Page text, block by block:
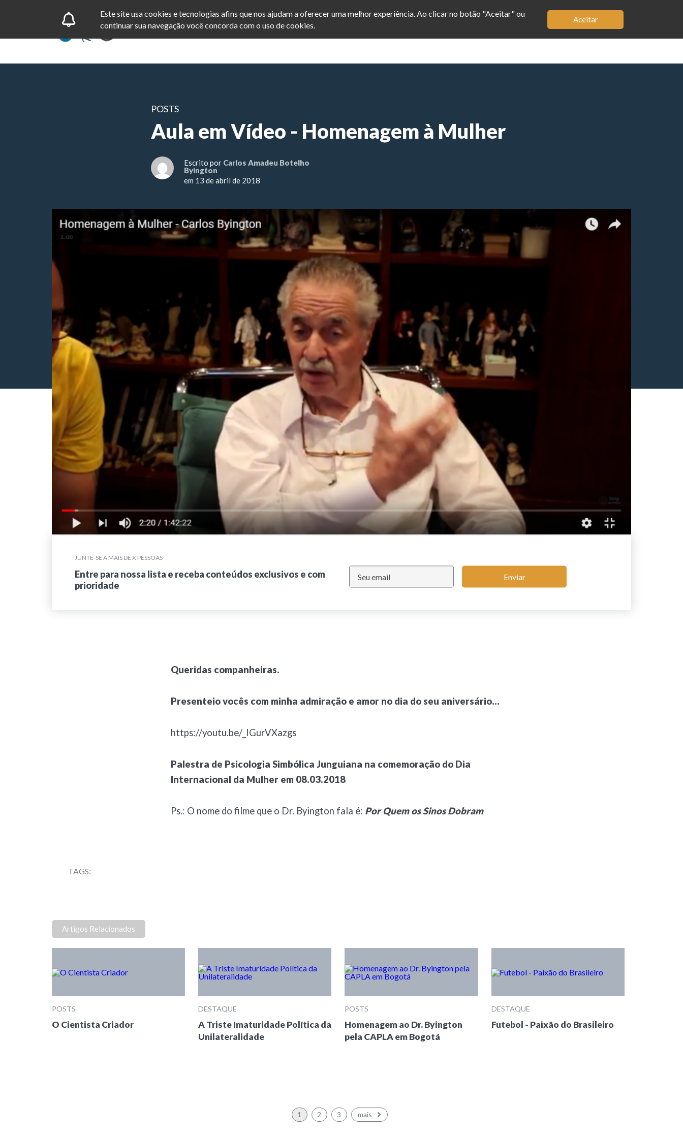
Este site usa cookies e tecnologias afins que nos ajudam a oferecer uma melhor experiência. Ao clicar no botão "Aceitar" ou
continuar sua navegação você concorda com o uso de cookies.
Aceitar
BIOGRAFIA
POSTS
Aula em Vídeo - Homenagem à Mulher
Escrito por Carlos Amadeu Botelho
Byington
em 13 de abril de 2018
JUNTE-SE A MAIS DE X PESSOAS
Entre para nossa lista e receba conteúdos exclusivos e com
prioridade
Enviar
Queridas companheiras.
Presenteio vocês com minha admiração e amor no dia do seu aniversário…
https://youtu.be/_IGurVXazgs
Palestra de Psicologia Simbólica Junguiana na comemoração do Dia
Internacional da Mulher em 08.03.2018
Ps.: O nome do filme que o Dr. Byington fala é: Por Quem os Sinos Dobram
TAGS:
Artigos Relacionados
POSTS
O Cientista Criador
DESTAQUE
A Triste Imaturidade Política da
Unilateralidade
POSTS
Homenagem ao Dr. Byington
pela CAPLA em Bogotá
DESTAQUE
Futebol - Paixão do Brasileiro
1 2 3 mais